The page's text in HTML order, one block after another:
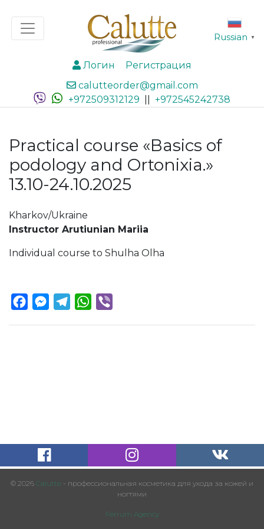
Логин
Регистрация
calutteorder@gmail.com
+972509312129
+972545242738
Russian ▼
Practical course «Basics of
podology and Ortonixia.»
13.10-24.10.2025
Kharkov/Ukraine
Instructor Arutiunian Mariia
Individual course to Shulha Olha
FacebookMessenger
TelegramWhatsApp
© 2026 Calutte - профессиональная косметика для ухода за кожей и
ногтями
Ferrum Agency